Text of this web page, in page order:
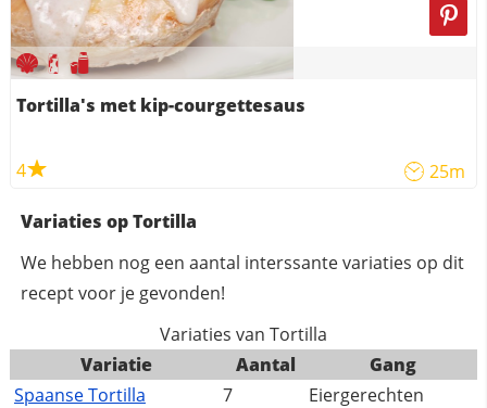
Tortilla's met kip-courgettesaus
4 25m
Variaties op Tortilla
We hebben nog een aantal interssante variaties op dit
recept voor je gevonden!
Variaties van Tortilla
Variatie
Aantal
Gang
Spaanse Tortilla
7
Eiergerechten